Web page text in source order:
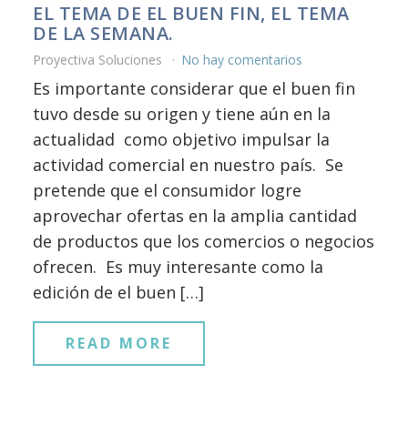
EL TEMA DE EL BUEN FIN, EL TEMA
DE LA SEMANA.
Proyectiva Soluciones No hay comentarios
Es importante considerar que el buen fin
tuvo desde su origen y tiene aún en la
actualidad como objetivo impulsar la
actividad comercial en nuestro país. Se
pretende que el consumidor logre
aprovechar ofertas en la amplia cantidad
de productos que los comercios o negocios
ofrecen. Es muy interesante como la
edición de el buen […]
READ MORE